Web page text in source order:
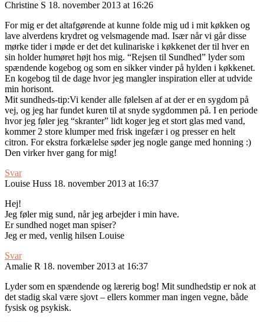
Christine S 18. november 2013 at 16:26
For mig er det altafgørende at kunne folde mig ud i mit køkken og
lave alverdens krydret og velsmagende mad. Især når vi går disse
mørke tider i møde er det det kulinariske i køkkenet der til hver en
sin holder humøret højt hos mig. “Rejsen til Sundhed” lyder som
spændende kogebog og som en sikker vinder på hylden i køkkenet.
En kogebog til de dage hvor jeg mangler inspiration eller at udvide
min horisont.
Mit sundheds-tip:Vi kender alle følelsen af at der er en sygdom på
vej, og jeg har fundet kuren til at snyde sygdommen på. I en periode
hvor jeg føler jeg “skranter” lidt koger jeg et stort glas med vand,
kommer 2 store klumper med frisk ingefær i og presser en helt
citron. For ekstra forkælelse søder jeg nogle gange med honning :)
Den virker hver gang for mig!
Svar
Louise Huss 18. november 2013 at 16:37
Hej!
Jeg føler mig sund, når jeg arbejder i min have.
Er sundhed noget man spiser?
Jeg er med, venlig hilsen Louise
Svar
Amalie R 18. november 2013 at 16:37
Lyder som en spændende og lærerig bog! Mit sundhedstip er nok at
det stadig skal være sjovt – ellers kommer man ingen vegne, både
fysisk og psykisk.